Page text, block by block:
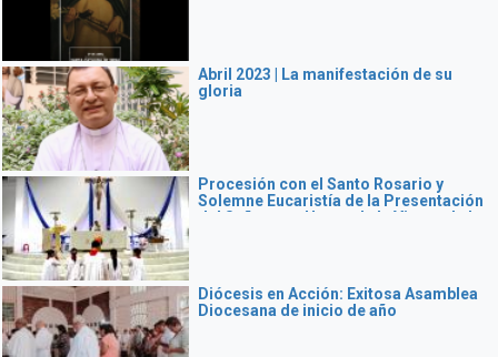
Abril 2023 | La manifestación de su
gloria
Procesión con el Santo Rosario y
Solemne Eucaristía de la Presentación
del Señor y en Honor de la Virgen de la
Diócesis en Acción: Exitosa Asamblea
Diocesana de inicio de año